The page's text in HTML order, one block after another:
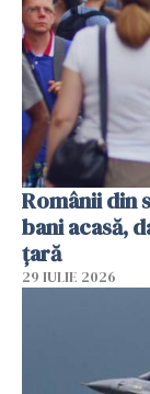
Românii din
bani acasă,
țară
29 IULIE 2026